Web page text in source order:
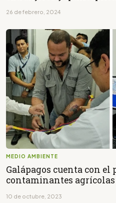
26 de febrero, 2024
MEDIO AMBIENTE
Galápagos cuenta con
contaminantes agrícolas
10 de octubre, 2023